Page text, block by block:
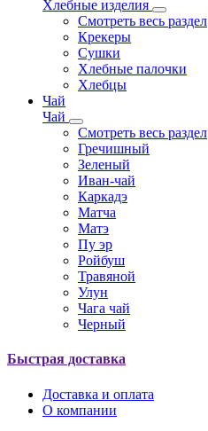
Хлебные изделия
Смотреть весь раздел
Крекеры
Сушки
Хлебные палочки
Хлебцы
Чай
Чай
Смотреть весь раздел
Гречишный
Зеленый
Иван-чай
Каркадэ
Матча
Матэ
Пу эр
Ройбуш
Травяной
Улун
Чага чай
Черный
Быстрая доставка
Доставка и оплата
О компании